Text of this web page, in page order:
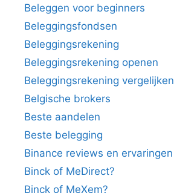
Beleggen voor beginners
Beleggingsfondsen
Beleggingsrekening
Beleggingsrekening openen
Beleggingsrekening vergelijken
Belgische brokers
Beste aandelen
Beste belegging
Binance reviews en ervaringen
Binck of MeDirect?
Binck of MeXem?